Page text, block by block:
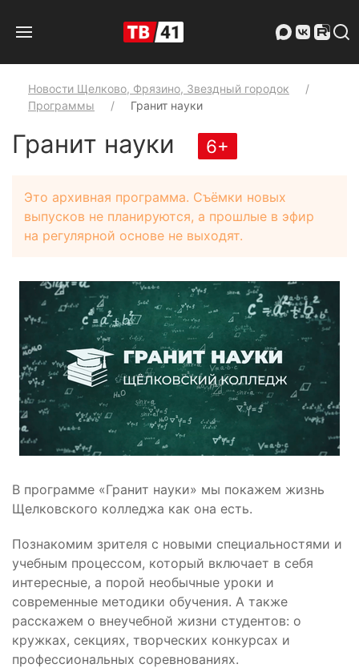
Новости Щелково, Фрязино, Звездный городок
Программы
Гранит науки
Гранит науки 6+
Это архивная программа. Съёмки новых
выпусков не планируются, а прошлые в эфир
на регулярной основе не выходят.
В программе «Гранит науки» мы покажем жизнь
Щелковского колледжа как она есть.
Познакомим зрителя с новыми специальностями и
учебным процессом, который включает в себя
интересные, а порой необычные уроки и
современные методики обучения. А также
расскажем о внеучебной жизни студентов: о
кружках, секциях, творческих конкурсах и
профессиональных соревнованиях.